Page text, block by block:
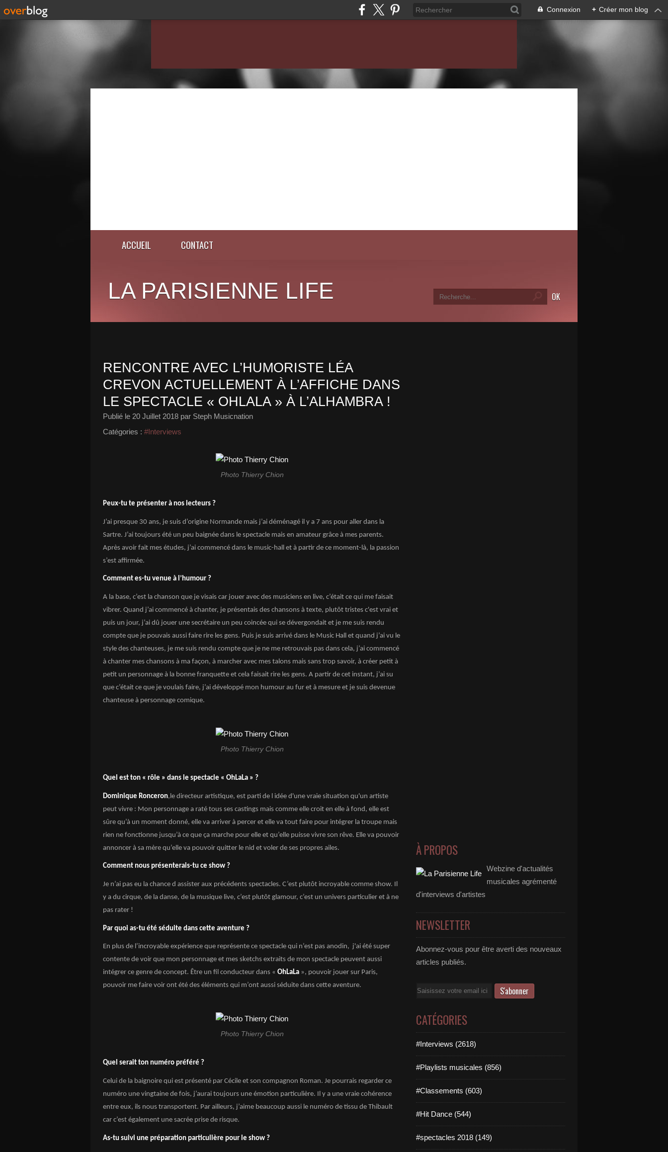
Connexion + Créer mon blog
ACCUEIL CONTACT
LA PARISIENNE LIFE
RENCONTRE AVEC L’HUMORISTE LÉA
CREVON ACTUELLEMENT À L’AFFICHE DANS
LE SPECTACLE « OHLALA » À L’ALHAMBRA !
Publié le 20 Juillet 2018 par Steph Musicnation
Catégories : #Interviews
Photo Thierry Chion
Peux-tu te présenter à nos lecteurs ?
J’ai presque 30 ans, je suis d’origine Normande mais j’ai déménagé il y a 7 ans pour aller dans la
Sartre. J’ai toujours été un peu baignée dans le spectacle mais en amateur grâce à mes parents.
Après avoir fait mes études, j’ai commencé dans le music-hall et à partir de ce moment-là, la passion
s’est affirmée.
Comment es-tu venue à l’humour ?
A la base, c’est la chanson que je visais car jouer avec des musiciens en live, c’était ce qui me faisait
vibrer. Quand j’ai commencé à chanter, je présentais des chansons à texte, plutôt tristes c'est vrai et
puis un jour, j’ai dû jouer une secrétaire un peu coincée qui se dévergondait et je me suis rendu
compte que je pouvais aussi faire rire les gens. Puis je suis arrivé dans le Music Hall et quand j’ai vu le
style des chanteuses, je me suis rendu compte que je ne me retrouvais pas dans cela, j’ai commencé
à chanter mes chansons à ma façon, à marcher avec mes talons mais sans trop savoir, à créer petit à
petit un personnage à la bonne franquette et cela faisait rire les gens. A partir de cet instant, j’ai su
que c’était ce que je voulais faire, j’ai développé mon humour au fur et à mesure et je suis devenue
chanteuse à personnage comique.
Photo Thierry Chion
Quel est ton « rôle » dans le spectacle « OhLaLa » ?
Dominique Ronceron,le directeur artistique, est parti de l idée d'une vraie situation qu'un artiste
peut vivre : Mon personnage a raté tous ses castings mais comme elle croit en elle à fond, elle est
sûre qu’à un moment donné, elle va arriver à percer et elle va tout faire pour intégrer la troupe mais
rien ne fonctionne jusqu’à ce que ça marche pour elle et qu’elle puisse vivre son rêve. Elle va pouvoir
annoncer à sa mère qu’elle va pouvoir quitter le nid et voler de ses propres ailes.
Comment nous présenterais-tu ce show ?
Je n’ai pas eu la chance d assister aux précédents spectacles. C’est plutôt incroyable comme show. Il
y a du cirque, de la danse, de la musique live, c’est plutôt glamour, c’est un univers particulier et à ne
pas rater !
Par quoi as-tu été séduite dans cette aventure ?
En plus de l’incroyable expérience que représente ce spectacle qui n’est pas anodin, j'ai été super
contente de voir que mon personnage et mes sketchs extraits de mon spectacle peuvent aussi
intégrer ce genre de concept. Être un fil conducteur dans « OhLaLa », pouvoir jouer sur Paris,
pouvoir me faire voir ont été des éléments qui m’ont aussi séduite dans cette aventure.
Photo Thierry Chion
Quel serait ton numéro préféré ?
Celui de la baignoire qui est présenté par Cécile et son compagnon Roman. Je pourrais regarder ce
numéro une vingtaine de fois, j’aurai toujours une émotion particulière. Il y a une vraie cohérence
entre eux, ils nous transportent. Par ailleurs, j’aime beaucoup aussi le numéro de tissu de Thibault
car c’est également une sacrée prise de risque.
As-tu suivi une préparation particulière pour le show ?
À PROPOS
Webzine d'actualités
musicales agrémenté
d'interviews d'artistes
NEWSLETTER
Abonnez-vous pour être averti des nouveaux
articles publiés.
Email
CATÉGORIES
#Interviews (2618)
#Playlists musicales (856)
#Classements (603)
#Hit Dance (544)
#spectacles 2018 (149)